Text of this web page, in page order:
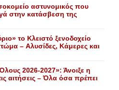
αστυνομικός που
στην κατάσβεση της
το Kλειστό ξενοδοχείο
– Aλυσίδες, Kάμερες και
2026-2027»: Άνοιξε η
αιτήσεις – Όλα όσα πρέπει